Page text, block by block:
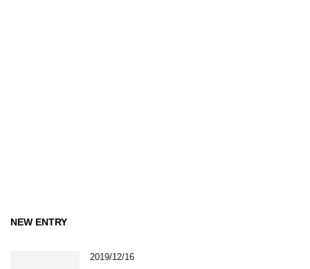
NEW ENTRY
2019/12/16